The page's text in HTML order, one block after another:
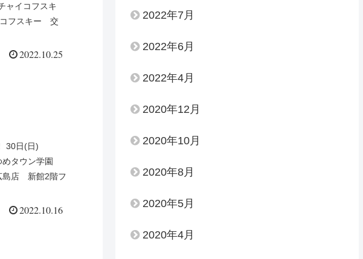
イコフスキ
フスキー 交
2022.10.25
30日(日)
タウン学園
島店 新館2階フ
2022.10.16
2022年7月
2022年6月
2022年4月
2020年12月
2020年10月
2020年8月
2020年5月
2020年4月